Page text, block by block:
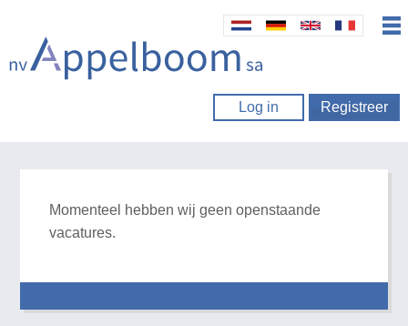
Log in Registreer
Momenteel hebben wij geen openstaande
vacatures.